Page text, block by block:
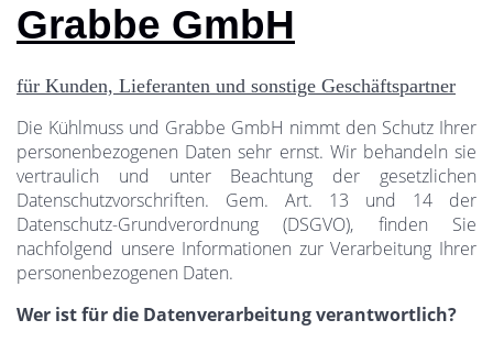
Grabbe GmbH
für Kunden, Lieferanten und sonstige Geschäftspartner
Die Kühlmuss und Grabbe GmbH nimmt den Schutz Ihrer
personenbezogenen Daten sehr ernst. Wir behandeln sie
vertraulich und unter Beachtung der gesetzlichen
Datenschutzvorschriften. Gem. Art. 13 und 14 der
Datenschutz-Grundverordnung (DSGVO), finden Sie
nachfolgend unsere Informationen zur Verarbeitung Ihrer
personenbezogenen Daten.
Wer ist für die Datenverarbeitung verantwortlich?